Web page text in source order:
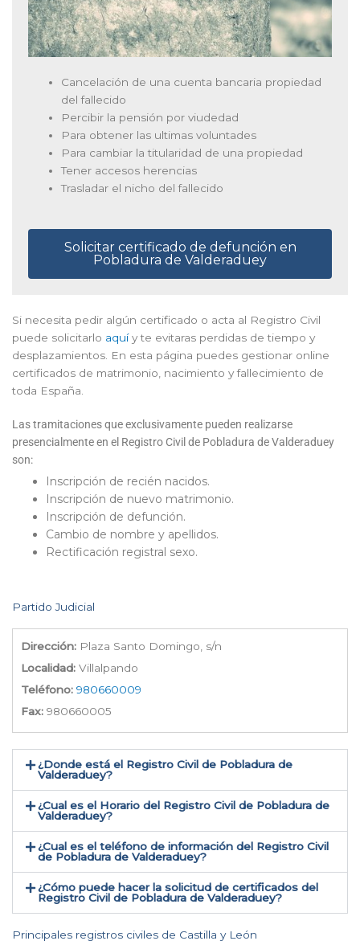
Cancelación de una cuenta bancaria propiedad
del fallecido
Percibir la pensión por viudedad
Para obtener las ultimas voluntades
Para cambiar la titularidad de una propiedad
Tener accesos herencias
Trasladar el nicho del fallecido
Solicitar certificado de defunción en
Pobladura de Valderaduey
Si necesita pedir algún certificado o acta al Registro Civil
puede solicitarlo aquíy te evitaras perdidas de tiempo y
desplazamientos. En esta página puedes gestionar online
certificados de matrimonio, nacimiento y fallecimiento de
toda España.
Las tramitaciones que exclusivamente pueden realizarse
presencialmente en el Registro Civil de Pobladura de Valderaduey
son:
Inscripción de recién nacidos.
Inscripción de nuevo matrimonio.
Inscripción de defunción.
Cambio de nombre y apellidos.
Rectificación registral sexo.
Partido Judicial
Dirección: Plaza Santo Domingo, s/n
Localidad: Villalpando
Teléfono: 980660009
Fax: 980660005
¿Donde está el Registro Civil de Pobladura de
Valderaduey​?
¿Cual es el Horario del Registro Civil de Pobladura de
Valderaduey?
¿Cual es el teléfono de información del Registro Civil
de Pobladura de Valderaduey​?
¿Cómo puede hacer la solicitud de certificados del
Registro Civil de Pobladura de Valderaduey​?
Principales registros civiles de Castilla y León